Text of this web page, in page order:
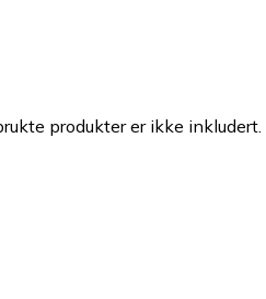
produkter er ikke inkludert.